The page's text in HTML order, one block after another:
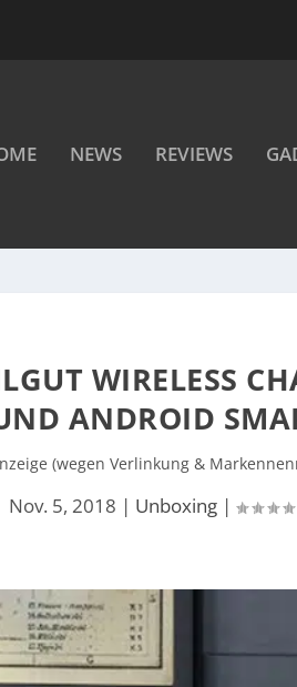
NEWS REVIEWS
WIRELESS
ANDROID
(wegen Verlinkung &
Nov. 5, 2018 | Unboxing|